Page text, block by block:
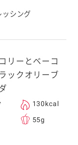
ッシング
リーとベーコ
ックオリーブ
130kcal
55g